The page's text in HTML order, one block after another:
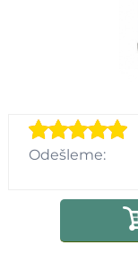
Odešleme: